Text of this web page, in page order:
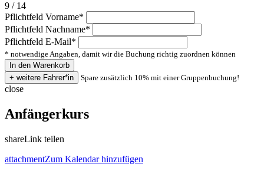
9 / 14
Pflichtfeld Vorname*
Pflichtfeld Nachname*
Pflichtfeld E-Mail*
* notwendige Angaben, damit wir die Buchung richtig zuordnen können
Spare zusätzlich 10% mit einer Gruppenbuchung!
close
Anfängerkurs
shareLink teilen
attachmentZum Kalendar hinzufügen